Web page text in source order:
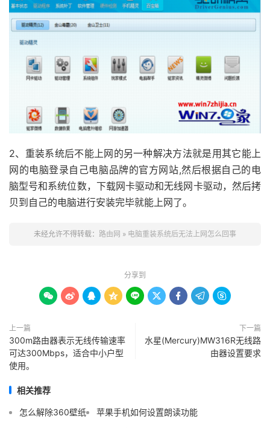
2、重装系统后不能上网的另一种解决方法就是用其它能上
网的电脑登录自己电脑品牌的官方网站,然后根据自己的电
脑型号和系统位数，下载网卡驱动和无线网卡驱动，然后拷
贝到自己的电脑进行安装完毕就能上网了。
未经允许不得转载： 路由网 » 电脑重装系统后无法上网怎么回事
分享到
        
上一篇
300m路由器表示无线传输速率
可达300Mbps，适合中小户型
使用。
下一篇
水星(Mercury)MW316R无线路
由器设置要求
相关推荐
怎么解除360壁纸
苹果手机如何设置朗读功能